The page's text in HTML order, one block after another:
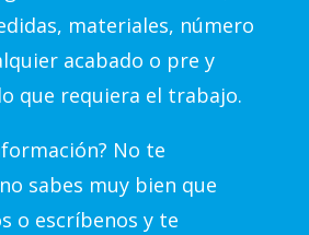
materiales, número
acabado o pre y
que requiera el trabajo.
No te
sabes muy bien que
o escríbenos y te